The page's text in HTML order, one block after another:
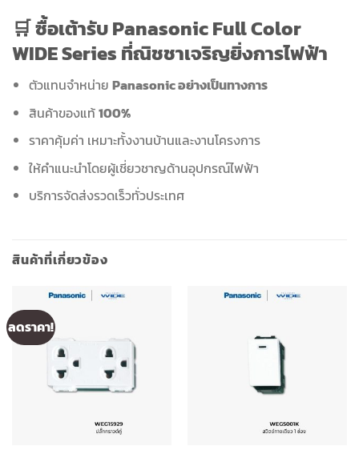
🛒 ซื้อเต้ารับ Panasonic Full Color
WIDE Series ที่ณิชชาเจริญยิ่งการไฟฟ้า
ตัวแทนจำหน่าย Panasonic อย่างเป็นทางการ
สินค้าของแท้100%
ราคาคุ้มค่า เหมาะทั้งงานบ้านและงานโครงการ
ให้คำแนะนำโดยผู้เชี่ยวชาญด้านอุปกรณ์ไฟฟ้า
บริการจัดส่งรวดเร็วทั่วประเทศ
สินค้าที่เกี่ยวข้อง
ลดราคา!